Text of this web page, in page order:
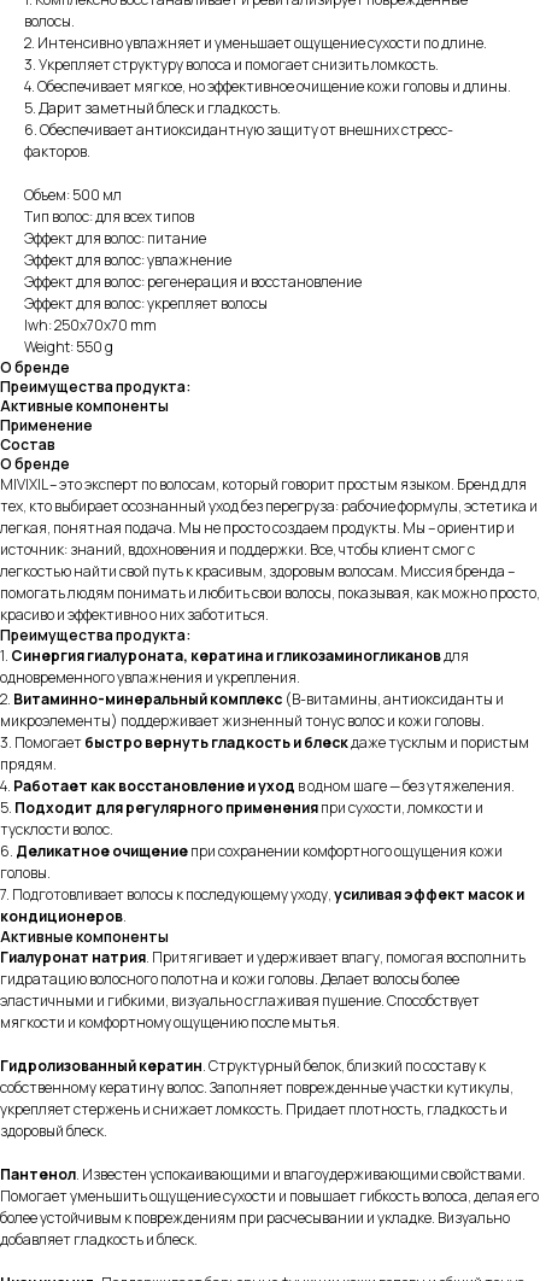
волосы.
2. Интенсивно увлажняет и уменьшает ощущение сухости по длине.
3. Укрепляет структуру волоса и помогает снизить ломкость.
4. Обеспечивает мягкое, но эффективное очищение кожи головы и длины.
5. Дарит заметный блеск и гладкость.
6. Обеспечивает антиоксидантную защиту от внешних стресс-
факторов.
Объем: 500 мл
Тип волос: для всех типов
Эффект для волос: питание
Эффект для волос: увлажнение
Эффект для волос: регенерация и восстановление
Эффект для волос: укрепляет волосы
lwh: 250x70x70 mm
Weight: 550 g
О бренде
Преимущества продукта:
Активные компоненты
Применение
Состав
О бренде
MIVIXIL – это эксперт по волосам, который говорит простым языком. Бренд для
тех, кто выбирает осознанный уход без перегруза: рабочие формулы, эстетика и
легкая, понятная подача. Мы не просто создаем продукты. Мы – ориентир и
источник: знаний, вдохновения и поддержки. Все, чтобы клиент смог с
легкостью найти свой путь к красивым, здоровым волосам. Миссия бренда –
помогать людям понимать и любить свои волосы, показывая, как можно просто,
красиво и эффективно о них заботиться.
Преимущества продукта:
1. Синергиягиалуроната, кератина и гликозаминогликановдля
одновременного увлажнения и укрепления.
2. Витаминно-минеральный комплекс (B-витамины, антиоксиданты и
микроэлементы) поддерживает жизненный тонус волос и кожи головы.
3. Помогаетбыстро вернуть гладкость и блескдаже тусклым и пористым
прядям.
4. Работает как восстановление и уход в одном шаге — без утяжеления.
5. Подходит для регулярного примененияпри сухости, ломкости и
тусклости волос.
6. Деликатное очищениепри сохранении комфортного ощущения кожи
головы.
7. Подготовливает волосы к последующему уходу,усиливая эффект масок и
кондиционеров.
Активные компоненты
Гиалуронат натрия. Притягивает и удерживает влагу, помогая восполнить
гидратацию волосного полотна и кожи головы. Делает волосы более
эластичными и гибкими, визуально сглаживая пушение. Способствует
мягкости и комфортному ощущению после мытья.
Гидролизованный кератин. Структурный белок, близкий по составу к
собственному кератину волос. Заполняет поврежденные участки кутикулы,
укрепляет стержень и снижает ломкость. Придает плотность, гладкость и
здоровый блеск.
Пантенол. Известен успокаивающими и влагоудерживающими свойствами.
Помогает уменьшить ощущение сухости и повышает гибкость волоса, делая его
более устойчивым к повреждениям при расчесывании и укладке. Визуально
добавляет гладкость и блеск.